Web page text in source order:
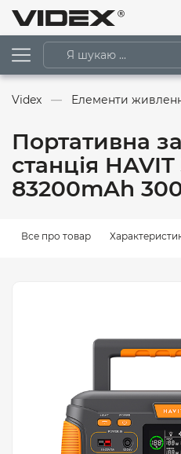
Videx Елементи
Портативна
станція
83200mAh
Все про товар